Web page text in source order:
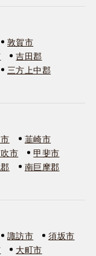
敦賀市
吉田郡
三方上中郡
韮崎市
市
甲斐市
南巨摩郡
諏訪市
須坂市
大町市